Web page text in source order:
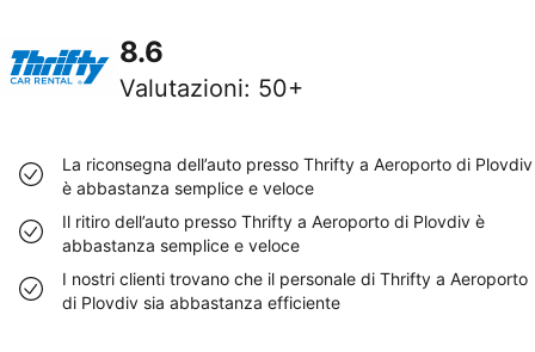
8.6
Valutazioni: 50+
La riconsegna dell’auto presso Thrifty a Aeroporto di Plovdiv
è abbastanza semplice e veloce
Il ritiro dell’auto presso Thrifty a Aeroporto di Plovdiv è
abbastanza semplice e veloce
I nostri clienti trovano che il personale di Thrifty a Aeroporto
di Plovdiv sia abbastanza efficiente